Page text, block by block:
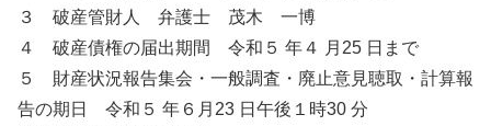
３ 破産管財人 弁護士 茂木 一博
４ 破産債権の届出期間 令和５ 年４ 月25 日まで
５ 財産状況報告集会・一般調査・廃止意見聴取・計算報
告の期日 令和５ 年６月23 日午後１時30 分